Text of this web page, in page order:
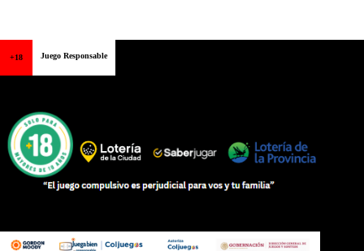
+18 Juego Responsable